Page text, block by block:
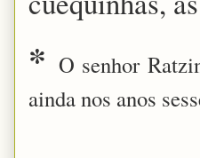
* O senhor
ainda nos anos